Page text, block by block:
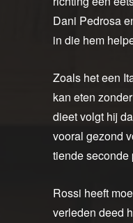
Dani Pedrosa
in die hem
Zoals het een
kan eten
dieet volgt hij
vooral gezond
tiende seconde
Rossi heeft
verleden deed